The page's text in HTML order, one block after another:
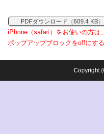
PDFダウンロード（609.4 KB）
iPhone（safari）をお使いの方
ポップアップブロックをoffにする
Copyright